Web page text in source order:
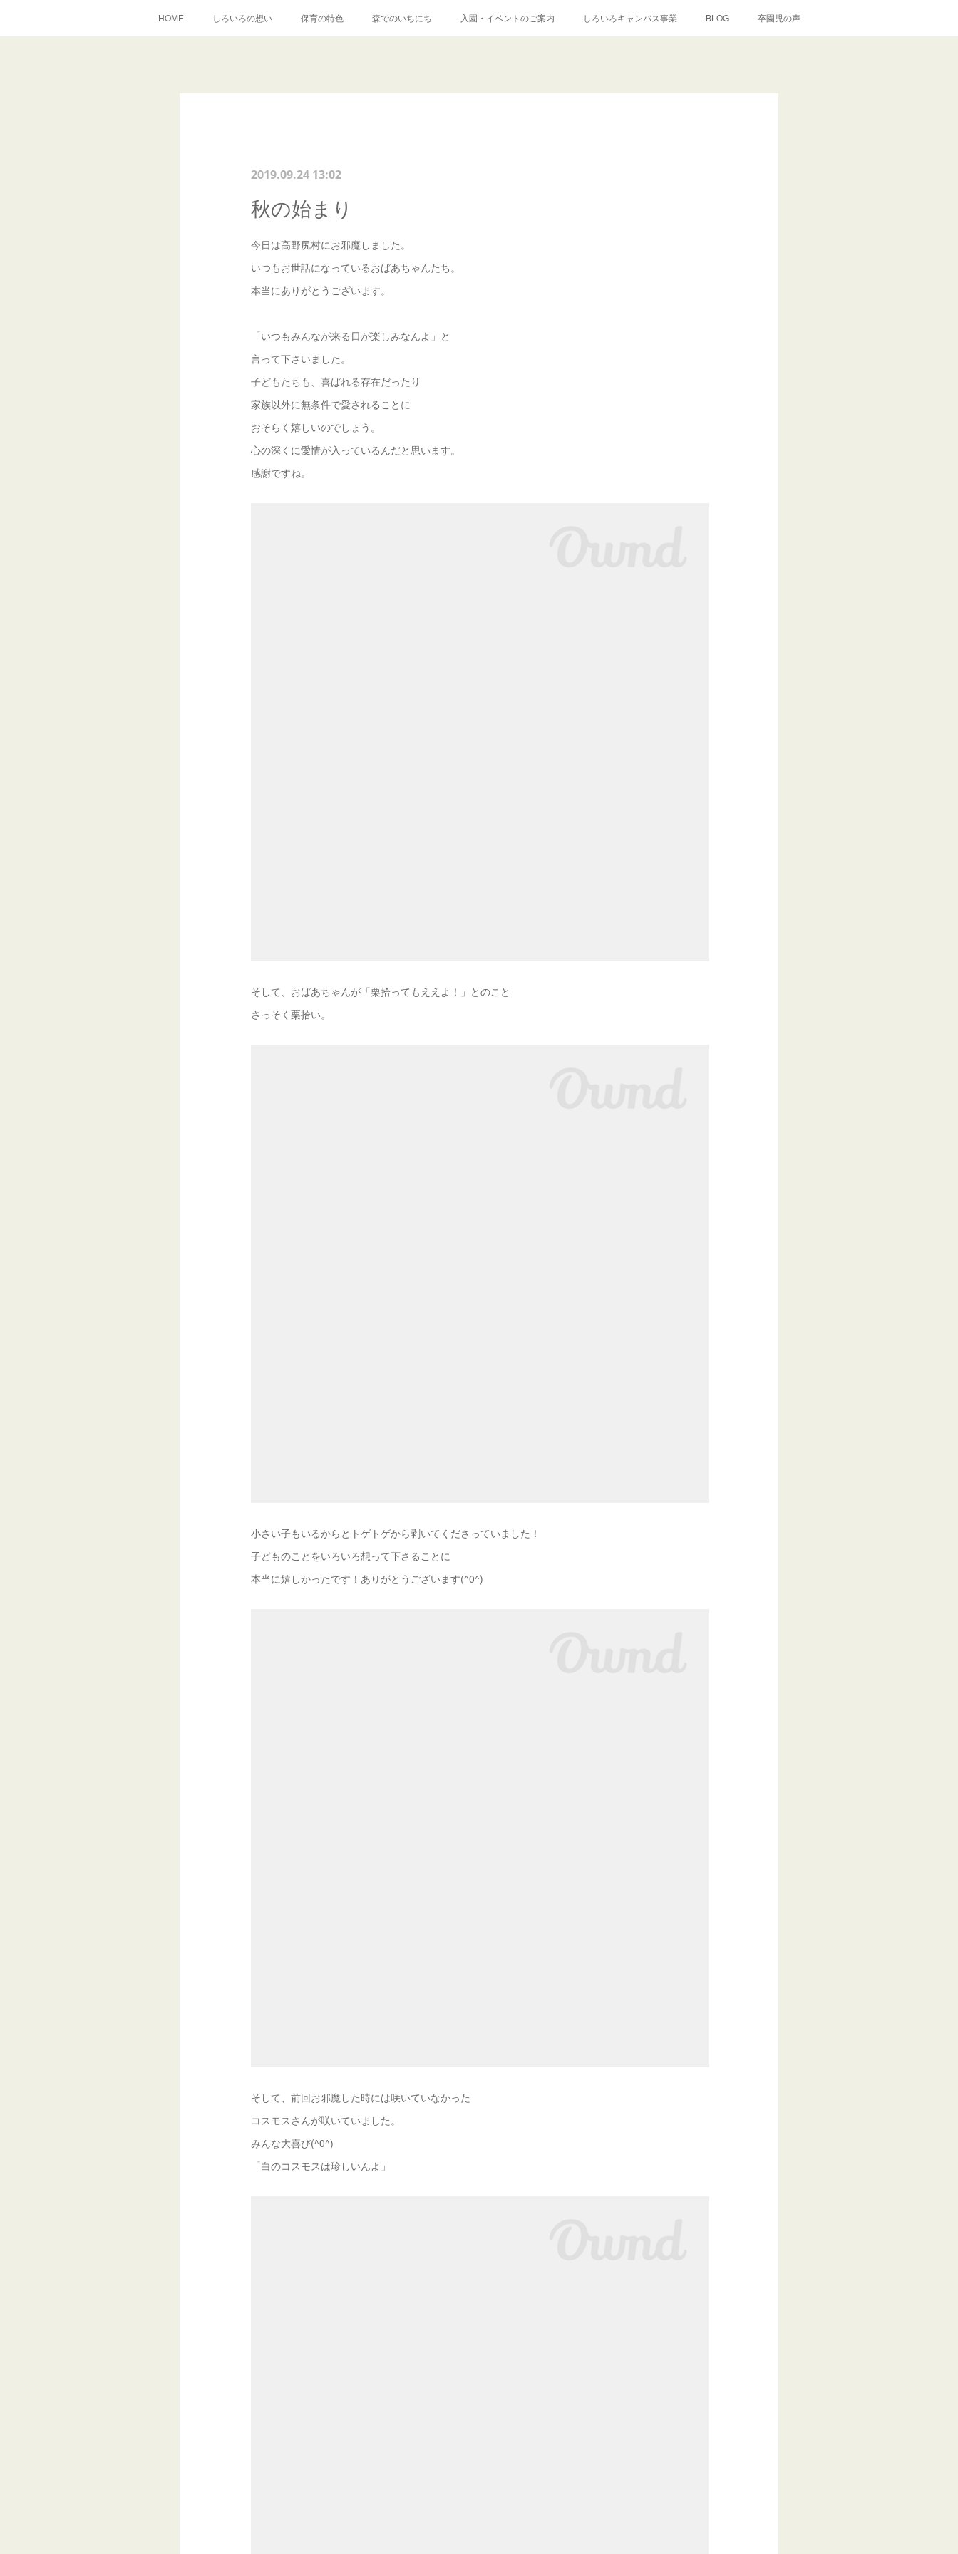
HOME しろいろの想い 保育の特色 森でのいちにち 入園・イベントのご案内 しろいろキャンバス事業 BLOG 卒園児の声
2019.09.24 13:02
秋の始まり
今日は高野尻村にお邪魔しました。
いつもお世話になっているおばあちゃんたち。
本当にありがとうございます。
「いつもみんなが来る日が楽しみなんよ」と
言って下さいました。
子どもたちも、喜ばれる存在だったり
家族以外に無条件で愛されることに
おそらく嬉しいのでしょう。
心の深くに愛情が入っているんだと思います。
感謝ですね。
そして、おばあちゃんが「栗拾ってもええよ！」とのこと
さっそく栗拾い。
小さい子もいるからとトゲトゲから剥いてくださっていました！
子どものことをいろいろ想って下さることに
本当に嬉しかったです！ありがとうございます(^0^)
そして、前回お邪魔した時には咲いていなかった
コスモスさんが咲いていました。
みんな大喜び(^0^)
「白のコスモスは珍しいんよ」